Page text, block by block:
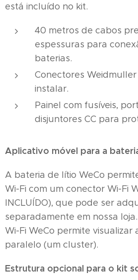
está incluído no kit.
40 metros de cabos
espessuras para
baterias.
Conectores
instalar.
Painel com fusíveis,
disjuntores CC para
Aplicativo móvel para a
A bateria de lítio WeCo
Wi-Fi com um conector Wi-Fi
INCLUÍDO), que pode ser
separadamente em nossa
Wi-Fi WeCo permite visualizar
paralelo (um cluster).
Estrutura opcional para o kit